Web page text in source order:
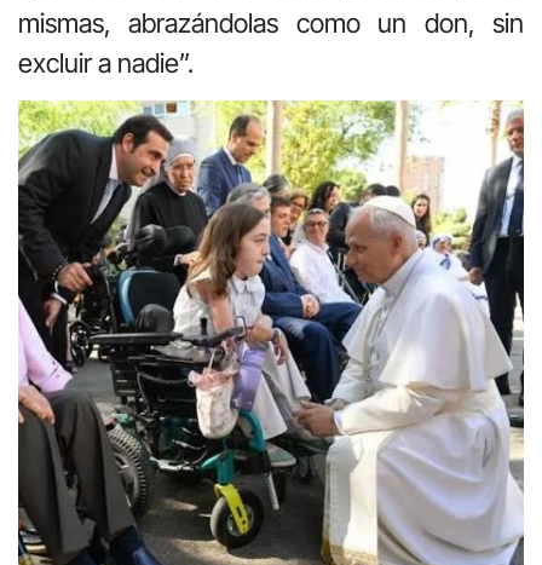
mismas, abrazándolas como un don, sin
excluir a nadie”.